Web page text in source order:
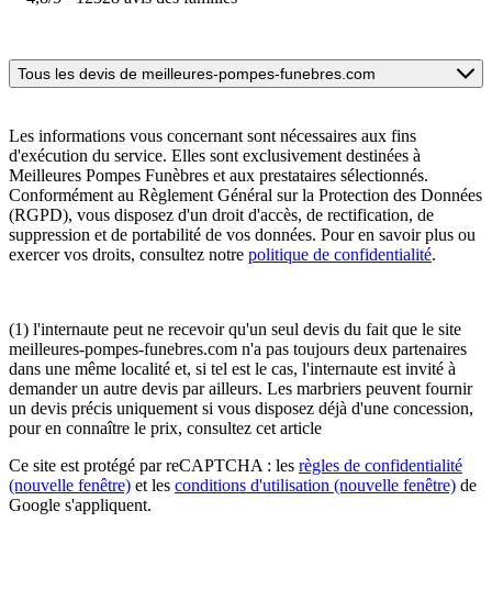
Tous les devis de meilleures-pompes-funebres.com
Les informations vous concernant sont nécessaires aux fins
d'exécution du service. Elles sont exclusivement destinées à
Meilleures Pompes Funèbres et aux prestataires sélectionnés.
Conformément au Règlement Général sur la Protection des Données
(RGPD), vous disposez d'un droit d'accès, de rectification, de
suppression et de portabilité de vos données. Pour en savoir plus ou
exercer vos droits, consultez notre politique de confidentialité.
(1) l'internaute peut ne recevoir qu'un seul devis du fait que le site
meilleures-pompes-funebres.com n'a pas toujours deux partenaires
dans une même localité et, si tel est le cas, l'internaute est invité à
demander un autre devis par ailleurs. Les marbriers peuvent fournir
un devis précis uniquement si vous disposez déjà d'une concession,
pour en connaître le prix, consultez cet article
Ce site est protégé par reCAPTCHA : les règles de confidentialité
(nouvelle fenêtre) et les conditions d'utilisation (nouvelle fenêtre) de
Google s'appliquent.